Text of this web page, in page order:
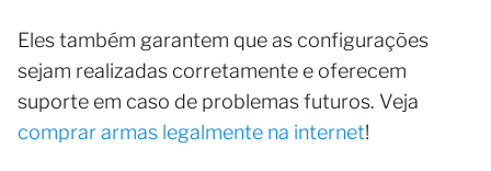
Eles também garantem que as configurações
sejam realizadas corretamente e oferecem
suporte em caso de problemas futuros. Veja
comprar armas legalmente na internet!